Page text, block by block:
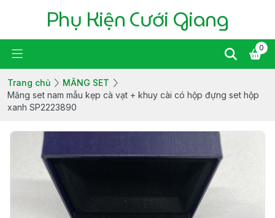
Phụ Kiện Cưới Giang
0
Trang chủ
MĂNG SET
Măng set nam mẫu kẹp cà vạt + khuy cài có hộp đựng set hộp
xanh SP2223890